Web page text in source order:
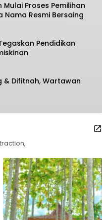
Mulai Proses Pemilihan
Nama Resmi Bersaing
Pendidikan
& Difitnah, Wartawan